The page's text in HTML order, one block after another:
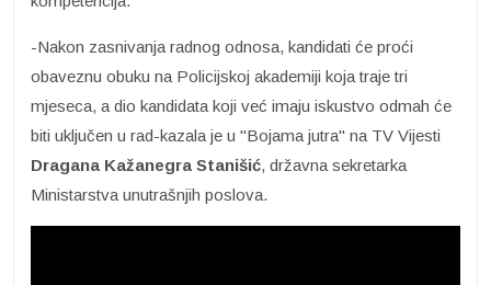
-Nakon zasnivanja radnog odnosa, kandidati će proći
obaveznu obuku na Policijskoj akademiji koja traje tri
mjeseca, a dio kandidata koji već imaju iskustvo odmah će
biti uključen u rad-kazala je u "Bojama jutra" na TV Vijesti
Dragana Kažanegra Stanišić, državna sekretarka
Ministarstva unutrašnjih poslova.